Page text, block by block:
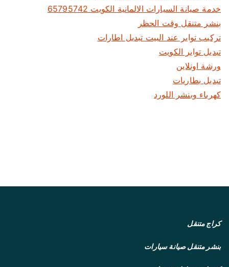
خدمة صيانة السيارات الالمانية الكويت 65795742
بنشر متنقل وقت الحظر
تركيب تواير عند البيت تبديل اطارات
تبديل تواير الكويت
ورشة اونلاين
تبديل بطاريات
كهرباء وبنشر اللورد
كراج متنقل
بنشر متنقلصيانة سيارات